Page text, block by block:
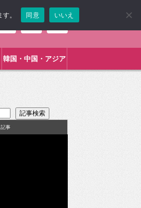
韓国・中国・アジア
事
。 同意 いいえ